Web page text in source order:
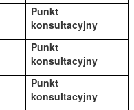
Punkt
konsultacyjny
Punkt
konsultacyjny
Punkt
konsultacyjny